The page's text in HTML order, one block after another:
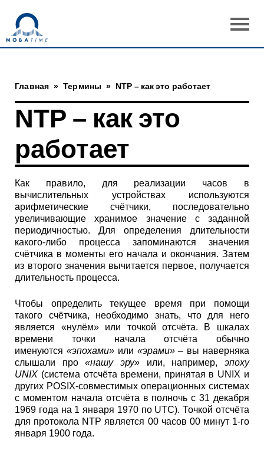
Главная » Термины » NTP – как это работает
NTP – как это
работает
Как правило, для реализации часов в
вычислительных устройствах используются
арифметические счётчики, последовательно
увеличивающие хранимое значение с заданной
периодичностью. Для определения длительности
какого-либо процесса запоминаются значения
счётчика в моменты его начала и окончания. Затем
из второго значения вычитается первое, получается
длительность процесса.
Чтобы определить текущее время при помощи
такого счётчика, необходимо знать, что для него
является «нулём» или точкой отсчёта. В шкалах
времени точки начала отсчёта обычно
именуются«эпохами» или «эрами»– вы наверняка
слышали про«нашу эру» или, например, эпоху
UNIX (система отсчёта времени, принятая в UNIX и
других POSIX-совместимых операционных системах
с моментом начала отсчёта в полночь с 31 декабря
1969 года на 1 января 1970 по UTC). Точкой отсчёта
для протокола NTP является 00 часов 00 минут 1-го
января 1900 года.